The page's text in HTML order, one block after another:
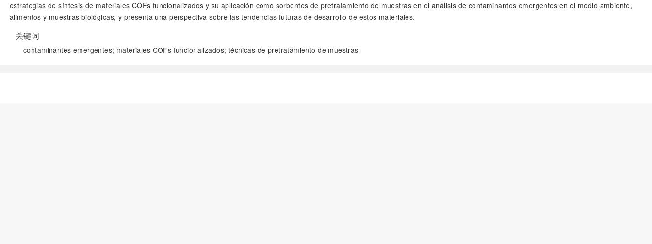
estrategias de síntesis de materiales COFs funcionalizados y su aplicación como sorbentes de pretratamiento de muestras en el análisis de contaminantes emergentes en el medio ambiente,
alimentos y muestras biológicas, y presenta una perspectiva sobre las tendencias futuras de desarrollo de estos materiales.
关键词
contaminantes emergentes; materiales COFs funcionalizados; técnicas de pretratamiento de muestras